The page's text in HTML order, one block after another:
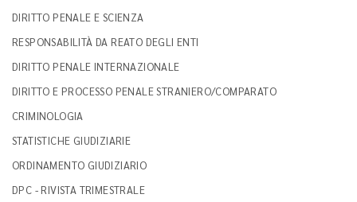
DIRITTO PENALE E SCIENZA
RESPONSABILITÀ DA REATO DEGLI ENTI
DIRITTO PENALE INTERNAZIONALE
DIRITTO E PROCESSO PENALE STRANIERO/COMPARATO
CRIMINOLOGIA
STATISTICHE GIUDIZIARIE
ORDINAMENTO GIUDIZIARIO
DPC - RIVISTA TRIMESTRALE